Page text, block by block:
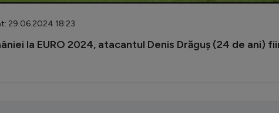
29.06.2024 18:23
la EURO 2024, atacantul Denis Drăguș (24 de ani)